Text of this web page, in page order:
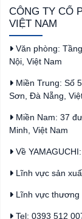
CÔNG TY CỔ
VIỆT NAM
Văn phòng:
Nội, Việt Nam
Miền Trung: Số
Sơn, Đà Nẵng,
Miền Nam: 37
Minh, Việt Nam
Về YAMAGUCHI:
Lĩnh vực sản
Lĩnh vực thương
Tel: 0393 512